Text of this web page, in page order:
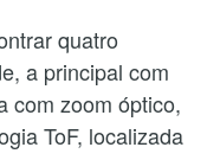
quatro
a principal com
com zoom óptico,
ToF, localizada